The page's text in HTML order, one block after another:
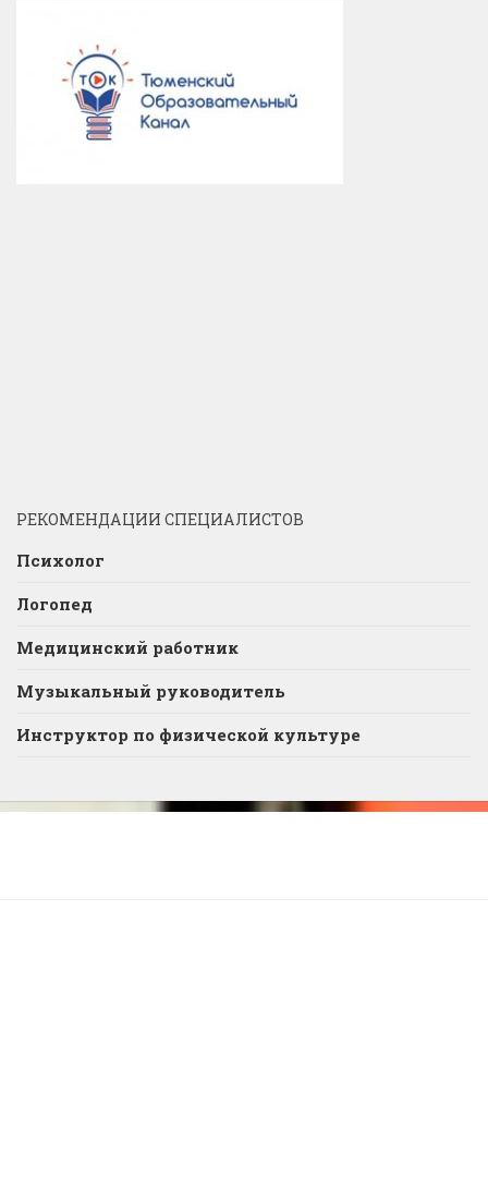
РЕКОМЕНДАЦИИ СПЕЦИАЛИСТОВ
Психолог
Логопед
Медицинский работник
Музыкальный руководитель
Инструктор по физической культуре